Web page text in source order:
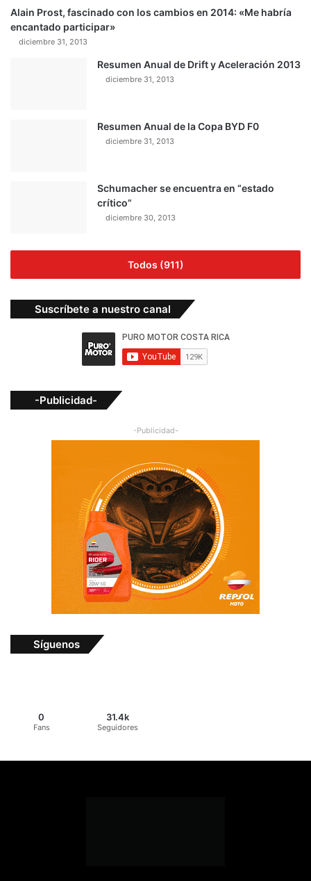
Alain Prost, fascinado con los cambios en 2014: «Me habría
encantado participar»
diciembre 31, 2013
Resumen Anual de Drift y Aceleración 2013
diciembre 31, 2013
Resumen Anual de la Copa BYD F0
diciembre 31, 2013
Schumacher se encuentra en “estado
crítico”
diciembre 30, 2013
Todos (911)
Suscríbete a nuestro canal
-Publicidad-
-Publicidad-
Síguenos
0
Fans
31.4k
Seguidores